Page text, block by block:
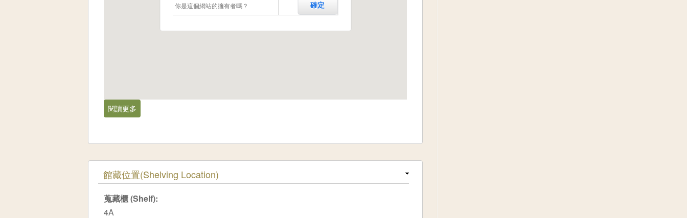
你是這個網站的擁有者嗎？ 確定
閱讀更多
隱藏
館藏位置(Shelving Location)
蒐藏櫃 (Shelf):
4A